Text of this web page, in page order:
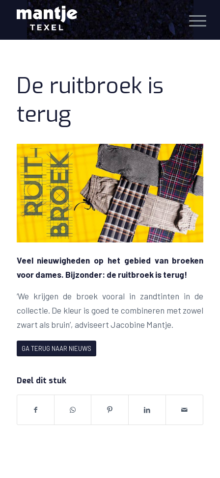
De ruitbroek is
terug
Veel nieuwigheden op het gebied van broeken
voor dames. Bijzonder: de ruitbroek is terug!
‘We krijgen de broek vooral in zandtinten in de
collectie. De kleur is goed te combineren met zowel
zwart als bruin’, adviseert Jacobine Mantje.
GA TERUG NAAR NIEUWS
Deel dit stuk